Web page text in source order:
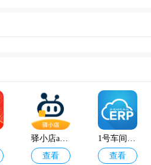
驿小店app安卓版
查看
1号车间app官方版
查看